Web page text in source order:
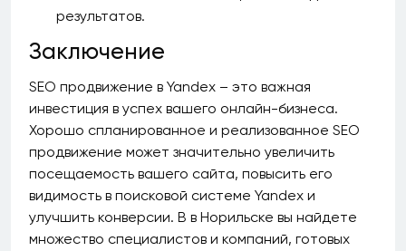
результатов.
Заключение
SEO продвижение в Yandex – это важная
инвестиция в успех вашего онлайн-бизнеса.
Хорошо спланированное и реализованное SEO
продвижение может значительно увеличить
посещаемость вашего сайта, повысить его
видимость в поисковой системе Yandex и
улучшить конверсии. В в Норильске вы найдете
множество специалистов и компаний, готовых